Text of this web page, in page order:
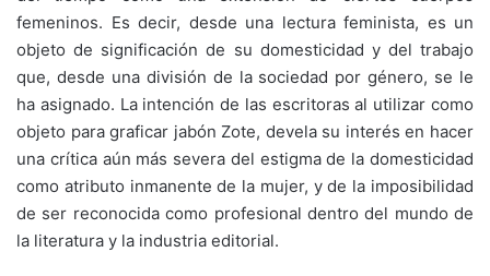
femeninos. Es decir, desde una lectura feminista, es un
objeto de significación de su domesticidad y del trabajo
que, desde una división de la sociedad por género, se le
ha asignado. La intención de las escritoras al utilizar como
objeto para graficar jabón Zote, devela su interés en hacer
una crítica aún más severa del estigma de la domesticidad
como atributo inmanente de la mujer, y de la imposibilidad
de ser reconocida como profesional dentro del mundo de
la literatura y la industria editorial.